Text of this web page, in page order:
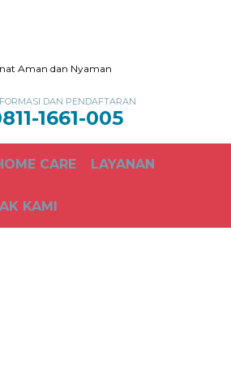
Aman dan Nyaman
DAN PENDAFTARAN
1661-005
CARE LAYANAN
KAMI